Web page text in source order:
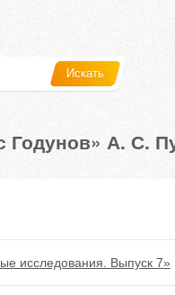
Искать
Годунов» А. С.
исследования. Выпуск 7»